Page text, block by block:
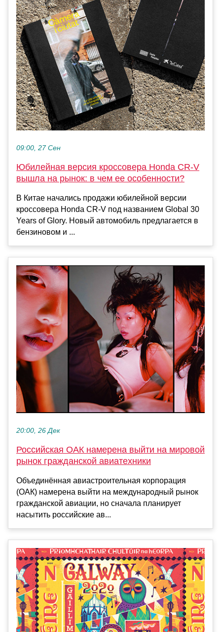
09:00, 27 Сен
Юбилейная версия кроссовера Honda CR-V
вышла на рынок: в чем ее особенности?
В Китае начались продажи юбилейной версии
кроссовера Honda CR-V под названием Global 30
Years of Glory. Новый автомобиль предлагается в
бензиновом и ...
20:00, 26 Дек
Российская ОАК намерена выйти на мировой
рынок гражданской авиатехники
Объединённая авиастроительная корпорация
(ОАК) намерена выйти на международный рынок
гражданской авиации, но сначала планирует
насытить российские ав...